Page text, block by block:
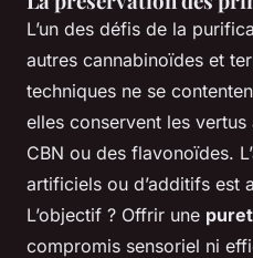
L’un des défis de la
autres cannabinoïdes et
techniques ne se
elles conservent les
CBN ou des flavonoïdes.
artificiels ou d’additifs est
L’objectif ? Offrir une
compromis sensoriel ni